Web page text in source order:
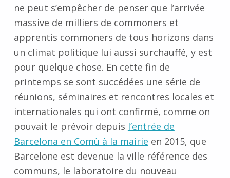
ne peut s’empêcher de penser que l’arrivée
massive de milliers de commoners et
apprentis commoners de tous horizons dans
un climat politique lui aussi surchauffé, y est
pour quelque chose. En cette fin de
printemps se sont succédées une série de
réunions, séminaires et rencontres locales et
internationales qui ont confirmé, comme on
pouvait le prévoir depuis l’entrée de
Barcelona en Comù à la mairie en 2015, que
Barcelone est devenue la ville référence des
communs, le laboratoire du nouveau